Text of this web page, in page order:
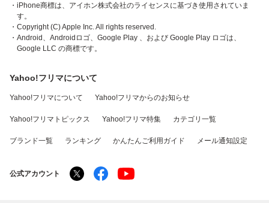
・iPhone商標は、アイホン株式会社のライセンスに基づき使用されていま
す。
・Copyright (C) Apple Inc. All rights reserved.
・Android、Androidロゴ、Google Play 、および Google Play ロゴは、
Google LLC の商標です。
Yahoo!フリマについて
Yahoo!フリマについて Yahoo!フリマからのお知らせ
Yahoo!フリマトピックス Yahoo!フリマ特集 カテゴリ一覧
ブランド一覧 ランキング かんたんご利用ガイド メール通知設定
公式アカウント